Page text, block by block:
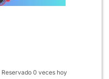
Reservado 0 veces hoy